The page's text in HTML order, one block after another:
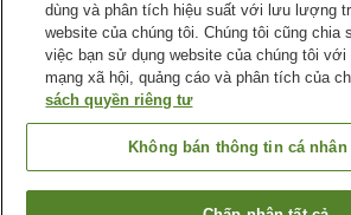
Rất tốt Đánh giá:616lượt
Tiện nghi chỗ nghỉ
Wi-Fi
Nhà hàng
Quầy ăn nhẹ về đêm
Máy bán
dùng và phân tích hiệu suất với lưu lượng
website của chúng tôi. Chúng tôi cũng chia
việc bạn sử dụng website của chúng tôi với
mạng xã hội, quảng cáo và phân tích của
sách quyền riêng tư
Không bán thông tin cá